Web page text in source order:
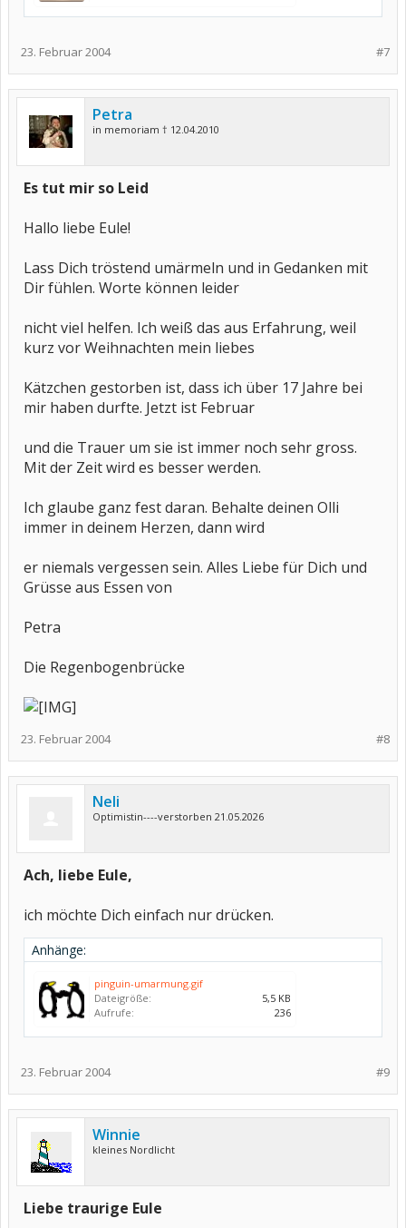
#7
23. Februar 2004
Petra
in memoriam † 12.04.2010
Es tut mir so Leid
Hallo liebe Eule!
Lass Dich tröstend umärmeln und in Gedanken mit
Dir fühlen. Worte können leider
nicht viel helfen. Ich weiß das aus Erfahrung, weil
kurz vor Weihnachten mein liebes
Kätzchen gestorben ist, dass ich über 17 Jahre bei
mir haben durfte. Jetzt ist Februar
und die Trauer um sie ist immer noch sehr gross.
Mit der Zeit wird es besser werden.
Ich glaube ganz fest daran. Behalte deinen Olli
immer in deinem Herzen, dann wird
er niemals vergessen sein. Alles Liebe für Dich und
Grüsse aus Essen von
Petra
Die Regenbogenbrücke
#8
23. Februar 2004
Neli
Optimistin----verstorben 21.05.2026
Ach, liebe Eule,
ich möchte Dich einfach nur drücken.
Anhänge:
pinguin-umarmung.gif
Dateigröße:
5,5 KB
Aufrufe:
236
#9
23. Februar 2004
Winnie
kleines Nordlicht
Liebe traurige Eule